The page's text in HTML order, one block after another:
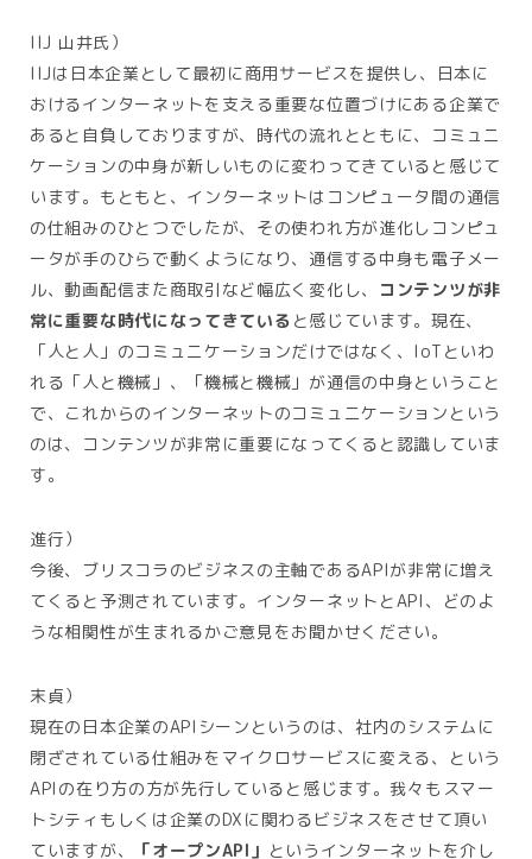
IIJ 山井氏）
IIJは日本企業として最初に商用サービスを提供し、日本に
おけるインターネットを支える重要な位置づけにある企業で
あると自負しておりますが、時代の流れとともに、コミュニ
ケーションの中身が新しいものに変わってきていると感じて
います。もともと、インターネットはコンピュータ間の通信
の仕組みのひとつでしたが、その使われ方が進化しコンピュ
ータが手のひらで動くようになり、通信する中身も電子メー
ル、動画配信また商取引など幅広く変化し、
コンテンツが非
常に重要な時代になってきている と感じています。現在、
「人と人」のコミュニケーションだけではなく、IoTといわ
れる「人と機械」、「機械と機械」が通信の中身ということ
で、これからのインターネットのコミュニケーションという
のは、コンテンツが非常に重要になってくると認識していま
す。
進行）
今後、ブリスコラのビジネスの主軸であるAPIが非常に増え
てくると予測されています。インターネットとAPI、どのよ
うな相関性が生まれるかご意見をお聞かせください。
末貞）
現在の日本企業のAPIシーンというのは、社内のシステムに
閉ざされている仕組みをマイクロサービスに変える、という
APIの在り方の方が先行していると感じます。我々もスマー
トシティもしくは企業のDXに関わるビジネスをさせて頂い
ていますが、
「オープンAPI」 というインターネットを介し